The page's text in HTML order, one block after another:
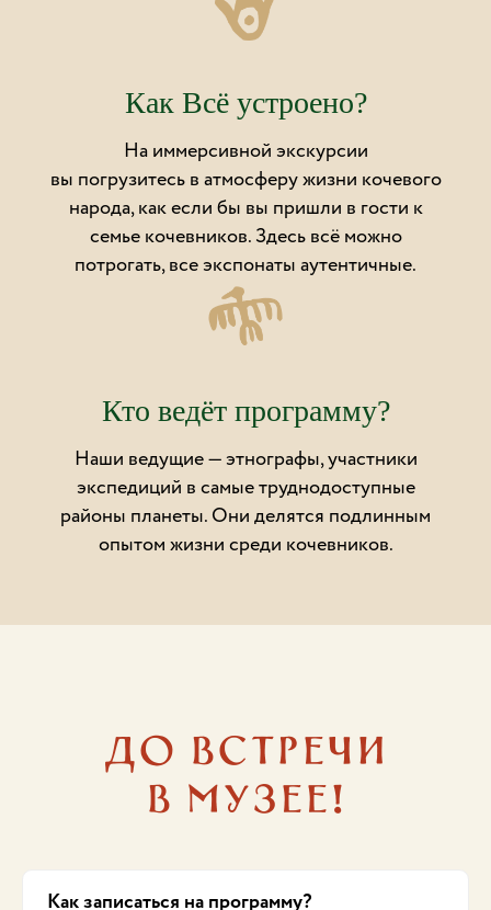
Как Всё устроено?
На иммерсивной экскурсии
вы погрузитесь в атмосферу жизни кочевого
народа, как если бы вы пришли в гости к
семье кочевников. Здесь всё можно
потрогать, все экспонаты аутентичные.
Кто ведёт программу?
Наши ведущие — этнографы, участники
экспедиций в самые труднодоступные
районы планеты. Они делятся подлинным
опытом жизни среди кочевников.
До встречи
в музее!
Как записаться на программу?